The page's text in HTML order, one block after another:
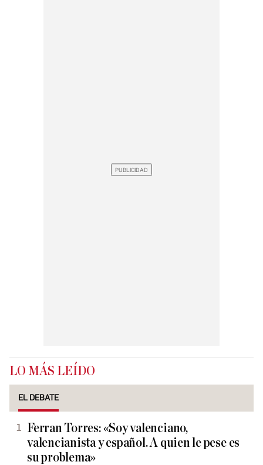
LO MÁS LEÍDO
EL DEBATE
Ferran Torres: «Soy valenciano,
valencianista y español. A quien le pese es
su problema»